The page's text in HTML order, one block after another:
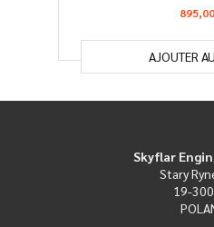
895,00
AJOUTER
Skyflar
Stary
19-300